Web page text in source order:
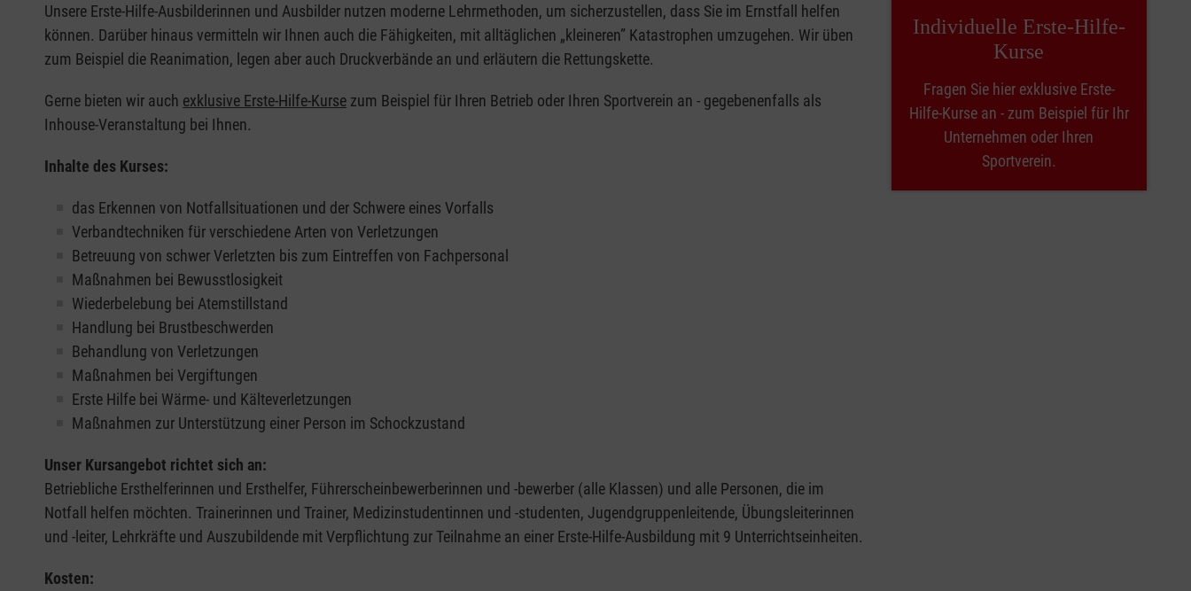
Unsere Erste-Hilfe-Ausbilderinnen und Ausbilder nutzen moderne Lehrmethoden, um sicherzustellen, dass Sie im Ernstfall helfen
können. Darüber hinaus vermitteln wir Ihnen auch die Fähigkeiten, mit alltäglichen „kleineren” Katastrophen umzugehen. Wir üben
zum Beispiel die Reanimation, legen aber auch Druckverbände an und erläutern die Rettungskette.
Gerne bieten wir auch exklusive Erste-Hilfe-Kurse zum Beispiel für Ihren Betrieb oder Ihren Sportverein an - gegebenenfalls als
Inhouse-Veranstaltung bei Ihnen.
Inhalte des Kurses:
das Erkennen von Notfallsituationen und der Schwere eines Vorfalls
Verbandtechniken für verschiedene Arten von Verletzungen
Betreuung von schwer Verletzten bis zum Eintreffen von Fachpersonal
Maßnahmen bei Bewusstlosigkeit
Wiederbelebung bei Atemstillstand
Handlung bei Brustbeschwerden
Behandlung von Verletzungen
Maßnahmen bei Vergiftungen
Erste Hilfe bei Wärme- und Kälteverletzungen
Maßnahmen zur Unterstützung einer Person im Schockzustand
Unser Kursangebot richtet sich an:
Betriebliche Ersthelferinnen und Ersthelfer, Führerscheinbewerberinnen und -bewerber (alle Klassen) und alle Personen, die im
Notfall helfen möchten. Trainerinnen und Trainer, Medizinstudentinnen und -studenten, Jugendgruppenleitende, Übungsleiterinnen
und -leiter, Lehrkräfte und Auszubildende mit Verpflichtung zur Teilnahme an einer Erste-Hilfe-Ausbildung mit 9 Unterrichtseinheiten.
Kosten:
Individuelle Erste-Hilfe-
Kurse
Fragen Sie hier exklusive Erste-
Hilfe-Kurse an - zum Beispiel für Ihr
Unternehmen oder Ihren
Sportverein.